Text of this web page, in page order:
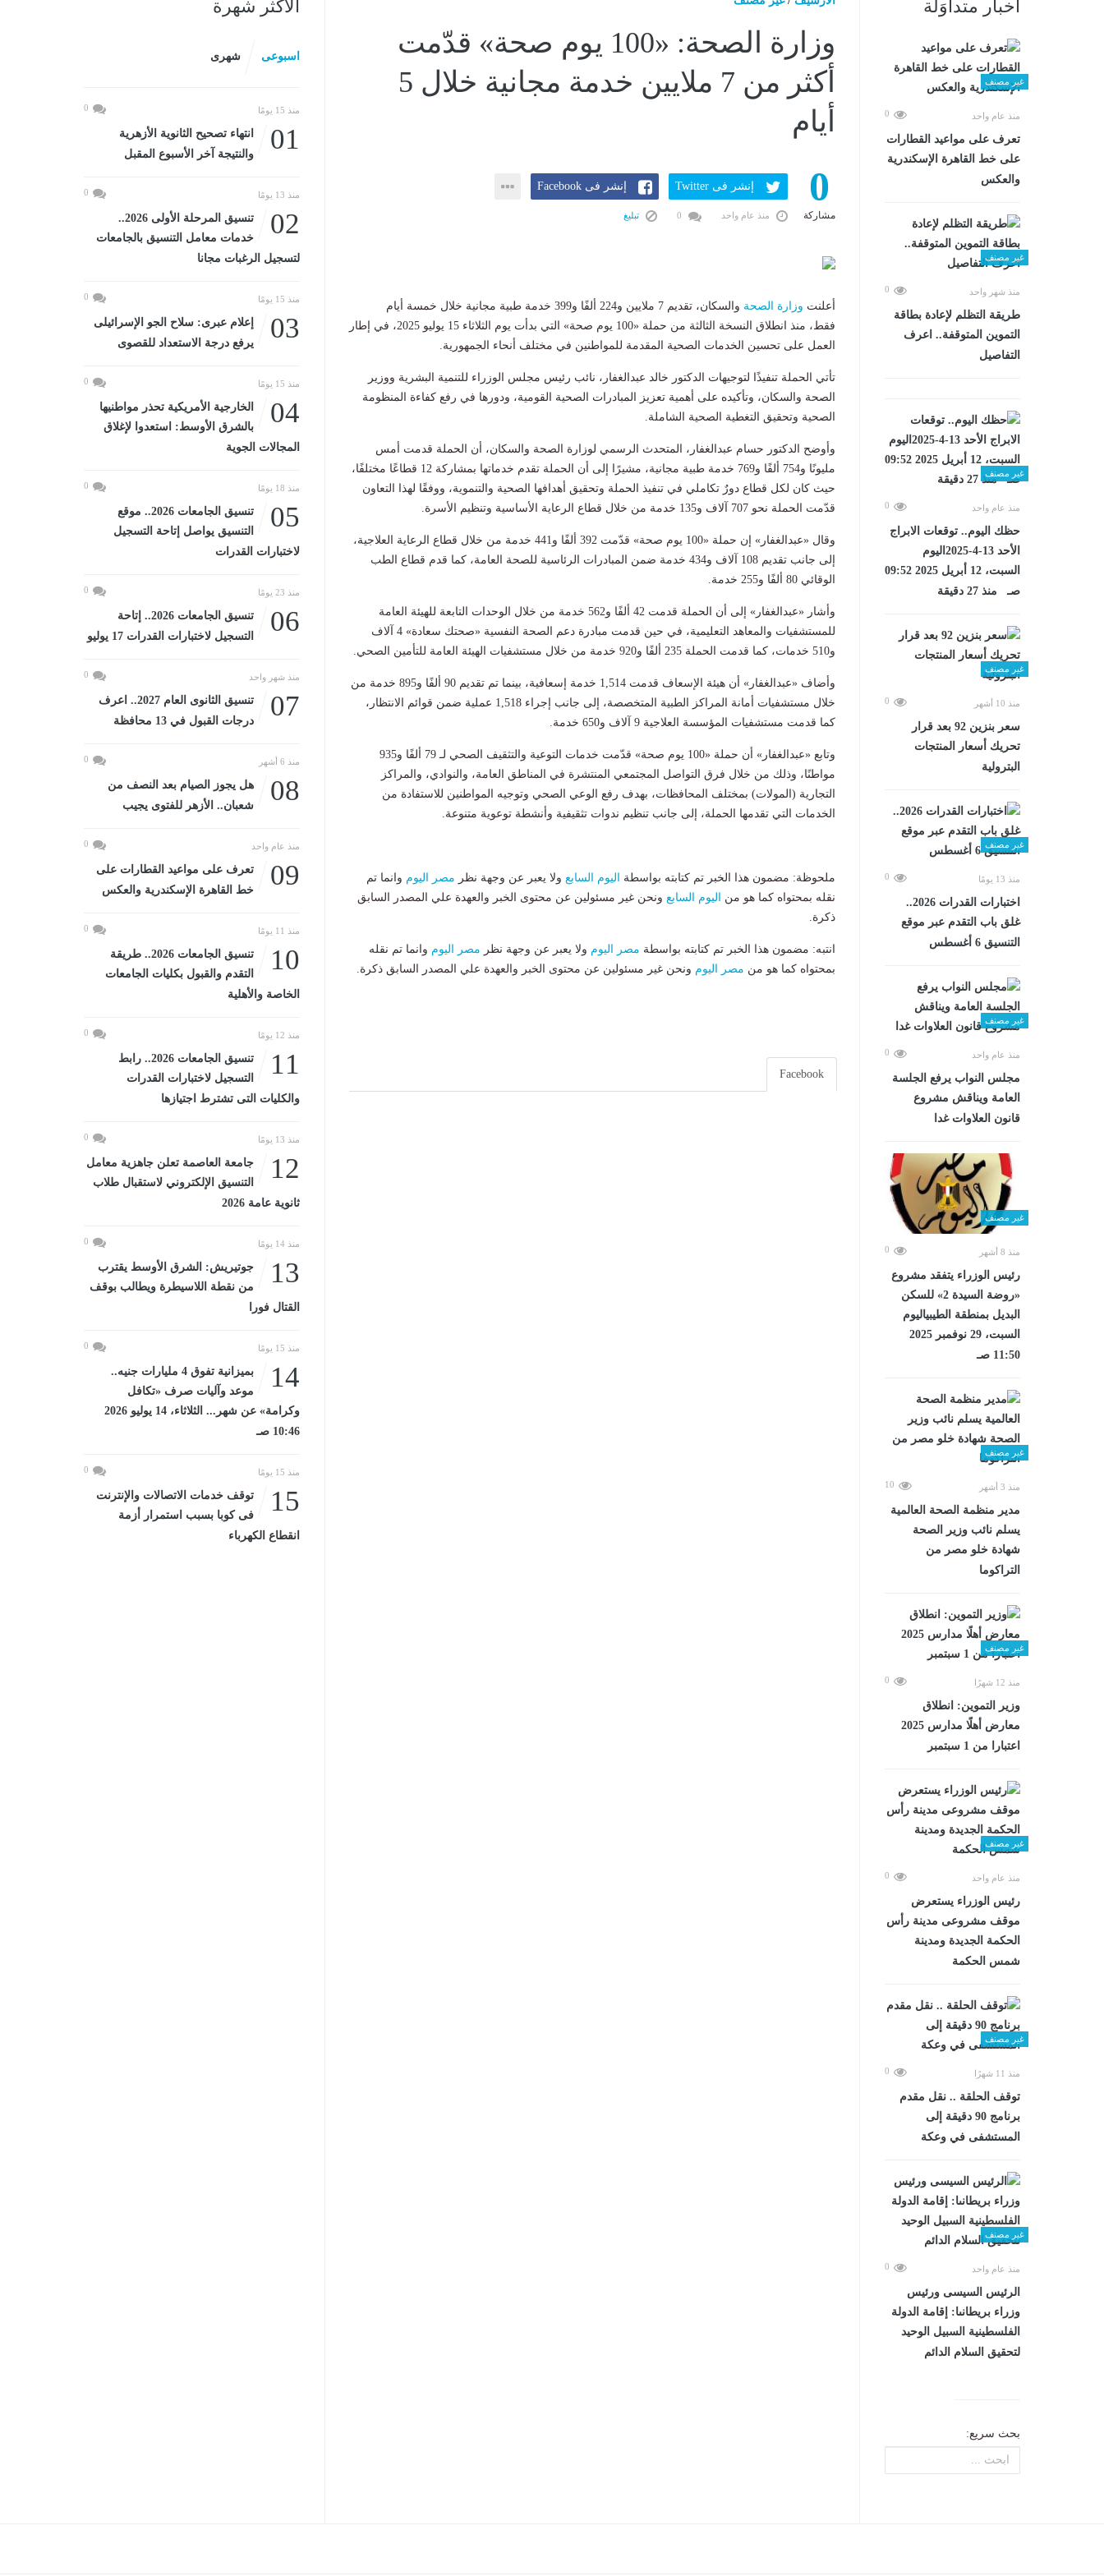
أخبار متداوَلة
غير مصنف
منذ عام واحد 0
تعرف على مواعيد القطارات
على خط القاهرة الإسكندرية
والعكس
غير مصنف
منذ شهر واحد 0
طريقة التظلم لإعادة بطاقة
التموين المتوقفة.. اعرف
التفاصيل
غير مصنف
منذ عام واحد 0
حظك اليوم.. توقعات الابراج
الأحد 13-4-2025اليوم
السبت، 12 أبريل 2025 09:52
صـ منذ 27 دقيقة
غير مصنف
منذ 10 أشهر 0
سعر بنزين 92 بعد قرار
تحريك أسعار المنتجات
البترولية
غير مصنف
منذ 13 يومًا 0
اختبارات القدرات 2026..
غلق باب التقدم عبر موقع
التنسيق 6 أغسطس
غير مصنف
منذ عام واحد 0
مجلس النواب يرفع الجلسة
العامة ويناقش مشروع
قانون العلاوات غدا
غير مصنف
منذ 8 أشهر 0
رئيس الوزراء يتفقد مشروع
«روضة السيدة 2» للسكن
البديل بمنطقة الطيبياليوم
السبت، 29 نوفمبر 2025
11:50 صـ
غير مصنف
منذ 3 أشهر 10
مدير منظمة الصحة العالمية
يسلم نائب وزير الصحة
شهادة خلو مصر من
التراكوما
غير مصنف
منذ 12 شهرًا 0
وزير التموين: انطلاق
معارض أهلًا مدارس 2025
اعتبارا من 1 سبتمبر
غير مصنف
منذ عام واحد 0
رئيس الوزراء يستعرض
موقف مشروعى مدينة رأس
الحكمة الجديدة ومدينة
شمس الحكمة
غير مصنف
منذ 11 شهرًا 0
توقف الحلقة .. نقل مقدم
برنامج 90 دقيقة إلى
المستشفى في وعكة
غير مصنف
منذ عام واحد 0
الرئيس السيسى ورئيس
وزراء بريطانىا: إقامة الدولة
الفلسطينية السبيل الوحيد
لتحقيق السلام الدائم
بحث سريع:
وزارة الصحة: «100 يوم صحة» قدّمت
أكثر من 7 ملايين خدمة مجانية خلال 5
أيام
0
مشاركة
إنشر فى Twitter إنشر فى Facebook
منذ عام واحد تبليغ
أعلنت وزارة الصحة
والسكان، تقديم 7 ملايين و224 ألفًا و399 خدمة طبية مجانية خلال خمسة أيام
فقط، منذ انطلاق النسخة الثالثة من حملة «100 يوم صحة» التي بدأت يوم الثلاثاء 15 يوليو 2025، في إطار
العمل على تحسين الخدمات الصحية المقدمة للمواطنين في مختلف أنحاء الجمهورية.
تأتي الحملة تنفيذًا لتوجيهات الدكتور خالد عبدالغفار، نائب رئيس مجلس الوزراء للتنمية البشرية ووزير
الصحة والسكان، وتأكيده على أهمية تعزيز المبادرات الصحية القومية، ودورها في رفع كفاءة المنظومة
الصحية وتحقيق التغطية الصحية الشاملة.
وأوضح الدكتور حسام عبدالغفار، المتحدث الرسمي لوزارة الصحة والسكان، أن الحملة قدمت أمس
مليونًا و754 ألفًا و769 خدمة طبية مجانية، مشيرًا إلى أن الحملة تقدم خدماتها بمشاركة 12 قطاعًا مختلفًا،
حيث كان لكل قطاع دورٌ تكاملي في تنفيذ الحملة وتحقيق أهدافها الصحية والتنموية، ووفقًا لهذا التعاون
قدّمت الحملة نحو 707 آلاف و135 خدمة من خلال قطاع الرعاية الأساسية وتنظيم الأسرة.
وقال «عبدالغفار» إن حملة «100 يوم صحة» قدّمت 392 ألفًا و441 خدمة من خلال قطاع الرعاية العلاجية،
إلى جانب تقديم 108 آلاف و434 خدمة ضمن المبادرات الرئاسية للصحة العامة، كما قدم قطاع الطب
الوقائي 80 ألفًا و255 خدمة.
وأشار «عبدالغفار» إلى أن الحملة قدمت 42 ألفًا و562 خدمة من خلال الوحدات التابعة للهيئة العامة
للمستشفيات والمعاهد التعليمية، في حين قدمت مبادرة دعم الصحة النفسية «صحتك سعادة» 4 آلاف
و510 خدمات، كما قدمت الحملة 235 ألفًا و920 خدمة من خلال مستشفيات الهيئة العامة للتأمين الصحي.
وأضاف «عبدالغفار» أن هيئة الإسعاف قدمت 1,514 خدمة إسعافية، بينما تم تقديم 90 ألفًا و895 خدمة من
خلال مستشفيات أمانة المراكز الطبية المتخصصة، إلى جانب إجراء 1,518 عملية ضمن قوائم الانتظار،
كما قدمت مستشفيات المؤسسة العلاجية 9 آلاف و650 خدمة.
وتابع «عبدالغفار» أن حملة «100 يوم صحة» قدّمت خدمات التوعية والتثقيف الصحي لـ 79 ألفًا و935
مواطنًا، وذلك من خلال فرق التواصل المجتمعي المنتشرة في المناطق العامة، والنوادي، والمراكز
التجارية (المولات) بمختلف المحافظات، بهدف رفع الوعي الصحي وتوجيه المواطنين للاستفادة من
الخدمات التي تقدمها الحملة، إلى جانب تنظيم ندوات تثقيفية وأنشطة توعوية متنوعة.
ملحوظة: مضمون هذا الخبر تم كتابته بواسطة اليوم السابع ولا يعبر عن وجهة نظر مصر اليوم وانما تم
نقله بمحتواه كما هو من
اليوم السابع ونحن غير مسئولين عن محتوى الخبر والعهدة علي المصدر السابق
ذكرة.
انتبه: مضمون هذا الخبر تم كتابته بواسطة مصر اليوم ولا يعبر عن وجهة نظر مصر اليوم وانما تم نقله
بمحتواه كما هو من مصر اليوم ونحن غير مسئولين عن محتوى الخبر والعهدة علي المصدر السابق ذكرة.
Facebook
الأكثر شهرة
اسبوعى شهرى
منذ 15 يومًا 0
01
انتهاء تصحيح الثانوية الأزهرية
والنتيجة آخر الأسبوع المقبل
منذ 13 يومًا 0
02
تنسيق المرحلة الأولى 2026..
خدمات معامل التنسيق بالجامعات
لتسجيل الرغبات مجانا
منذ 15 يومًا 0
03
إعلام عبرى: سلاح الجو الإسرائيلى
يرفع درجة الاستعداد للقصوى
منذ 15 يومًا 0
04
الخارجية الأمريكية تحذر مواطنيها
بالشرق الأوسط: استعدوا لإغلاق
المجالات الجوية
منذ 18 يومًا 0
05
تنسيق الجامعات 2026.. موقع
التنسيق يواصل إتاحة التسجيل
لاختبارات القدرات
منذ 23 يومًا 0
06
تنسيق الجامعات 2026.. إتاحة
التسجيل لاختبارات القدرات 17 يوليو
منذ شهر واحد 0
07
تنسيق الثانوى العام 2027.. اعرف
درجات القبول في 13 محافظة
منذ 6 أشهر 0
08
هل يجوز الصيام بعد النصف من
شعبان.. الأزهر للفتوى يجيب
منذ عام واحد 0
09
تعرف على مواعيد القطارات على
خط القاهرة الإسكندرية والعكس
منذ 11 يومًا 0
10
تنسيق الجامعات 2026.. طريقة
التقدم والقبول بكليات الجامعات
الخاصة والأهلية
منذ 12 يومًا 0
11
تنسيق الجامعات 2026.. رابط
التسجيل لاختبارات القدرات
والكليات التى تشترط اجتيازها
منذ 13 يومًا 0
12
جامعة العاصمة تعلن جاهزية معامل
التنسيق الإلكتروني لاستقبال طلاب
ثانوية عامة 2026
منذ 14 يومًا 0
13
جوتيريش: الشرق الأوسط يقترب
من نقطة اللاسيطرة ويطالب بوقف
القتال فورا
منذ 15 يومًا 0
14
بميزانية تفوق 4 مليارات جنيه..
موعد وآليات صرف «تكافل
وكرامة» عن شهر... الثلاثاء، 14 يوليو 2026
10:46 صـ
منذ 15 يومًا 0
15
توقف خدمات الاتصالات والإنترنت
فى كوبا بسبب استمرار أزمة
انقطاع الكهرباء